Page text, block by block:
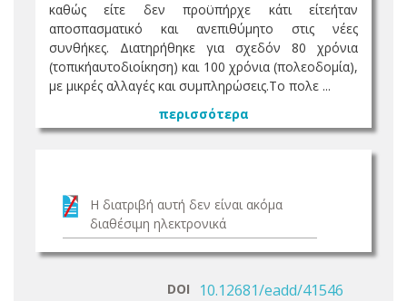
καθώς είτε δεν προϋπήρχε κάτι είτεήταν
αποσπασματικό και ανεπιθύμητο στις νέες
συνθήκες. Διατηρήθηκε για σχεδόν 80 χρόνια
(τοπικήαυτοδιοίκηση) και 100 χρόνια (πολεοδομία),
με μικρές αλλαγές και συμπληρώσεις.Το πολε ...
περισσότερα
Η διατριβή αυτή δεν είναι ακόμα
διαθέσιμη ηλεκτρονικά
DOI 10.12681/eadd/41546